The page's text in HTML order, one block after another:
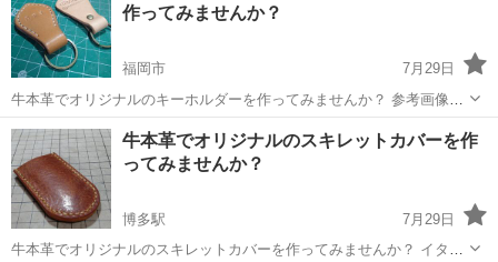
作ってみませんか？
福岡市
7月29日
牛本革でオリジナルのキーホルダーを作ってみませんか？ 参考画像の
ステッチありの方です。 革はあらかじめ裁断してます。 [穴を開ける]
[縫う]の作業工程だけです。 ネーム刻印ご希望の場合はあらかじめご
連絡いただければこち...
福岡 福岡市 ワークショップ オリジナル
牛本革でオリジナルのスキレットカバーを作
ってみませんか？
博多駅
7月29日
牛本革でオリジナルのスキレットカバーを作ってみませんか？ イタリ